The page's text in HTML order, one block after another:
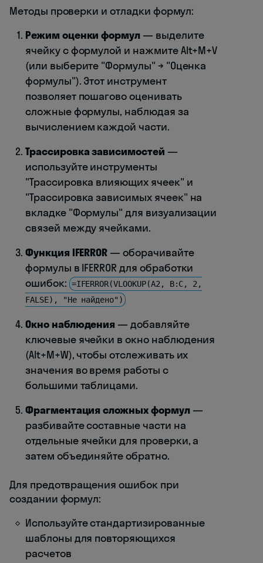
Методы проверки и отладки формул:
Режим оценки формул — выделите
ячейку с формулой и нажмите Alt+M+V
(или выберите "Формулы" → "Оценка
формулы"). Этот инструмент
позволяет пошагово оценивать
сложные формулы, наблюдая за
вычислением каждой части.
Трассировка зависимостей —
используйте инструменты
"Трассировка влияющих ячеек" и
"Трассировка зависимых ячеек" на
вкладке "Формулы" для визуализации
связей между ячейками.
Функция IFERROR — оборачивайте
формулы в IFERROR для обработки
ошибок: =IFERROR(VLOOKUP(A2, B:C, 2,
FALSE), "Не найдено")
Окно наблюдения — добавляйте
ключевые ячейки в окно наблюдения
(Alt+M+W), чтобы отслеживать их
значения во время работы с
большими таблицами.
Фрагментация сложных формул—
разбивайте составные части на
отдельные ячейки для проверки, а
затем объединяйте обратно.
Для предотвращения ошибок при
создании формул:
Используйте стандартизированные
шаблоны для повторяющихся
расчетов